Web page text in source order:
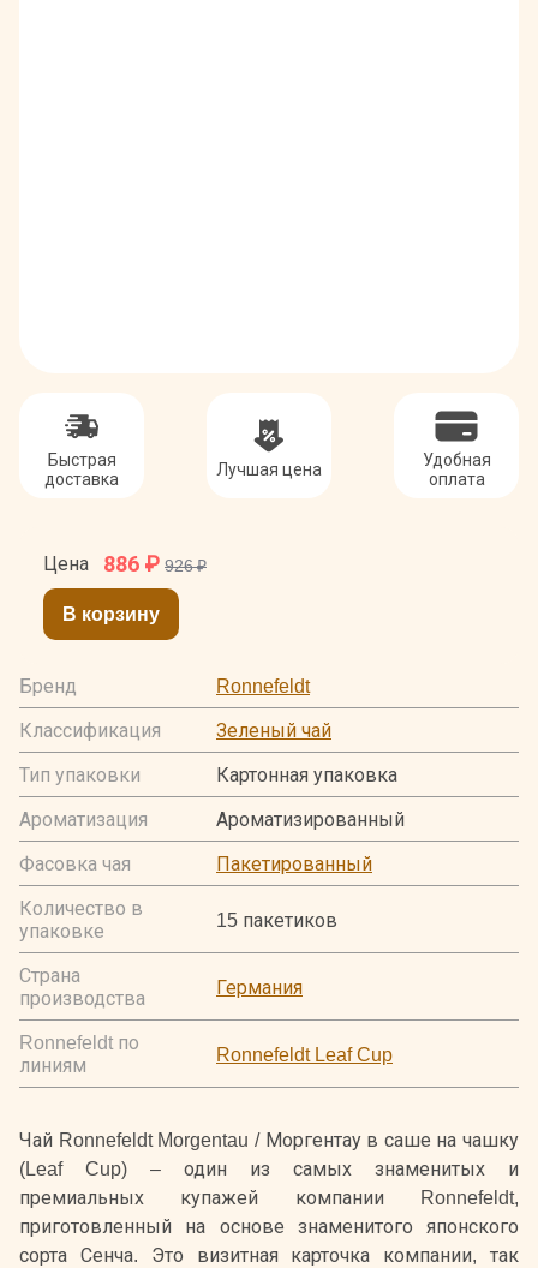
Быстрая
доставка
Лучшая цена
Удобная
оплата
Цена 886 ₽ 926 ₽
В корзину
Бренд
Ronnefeldt
Классификация
Зеленый чай
Тип упаковки
Картонная упаковка
Ароматизация
Ароматизированный
Фасовка чая
Пакетированный
Количество в
упаковке
15 пакетиков
Страна
производства
Германия
Ronnefeldt по
линиям
Ronnefeldt Leaf Cup
Чай Ronnefeldt Morgentau / Моргентау в саше на чашку
(Leaf Cup) – один из самых знаменитых и
премиальных купажей компании Ronnefeldt,
приготовленный на основе знаменитого японского
сорта Сенча. Это визитная карточка компании, так